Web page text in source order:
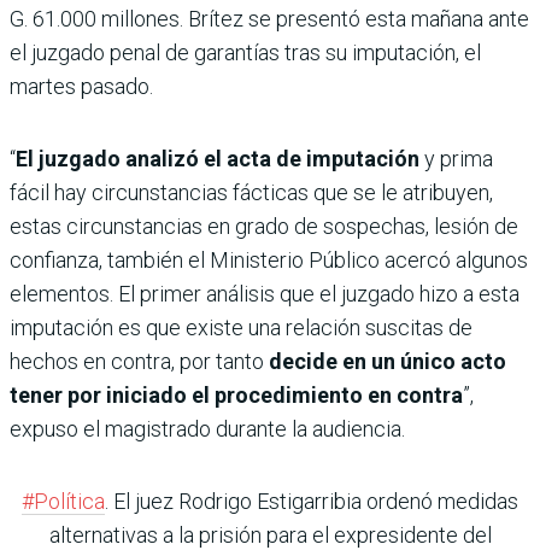
G. 61.000 millones. Brítez se presentó esta mañana ante
el juzgado penal de garantías tras su imputación, el
martes pasado.
“El juzgado analizó el acta de imputación y prima
fácil hay circunstancias fácticas que se le atribuyen,
estas circunstancias en grado de sospechas, lesión de
confianza, también el Ministerio Público acercó algunos
elementos. El primer análisis que el juzgado hizo a esta
imputación es que existe una relación suscitas de
hechos en contra, por tanto decide en un único acto
tener por iniciado el procedimiento en contra”,
expuso el magistrado durante la audiencia.
#Política. El juez Rodrigo Estigarribia ordenó medidas
alternativas a la prisión para el expresidente del